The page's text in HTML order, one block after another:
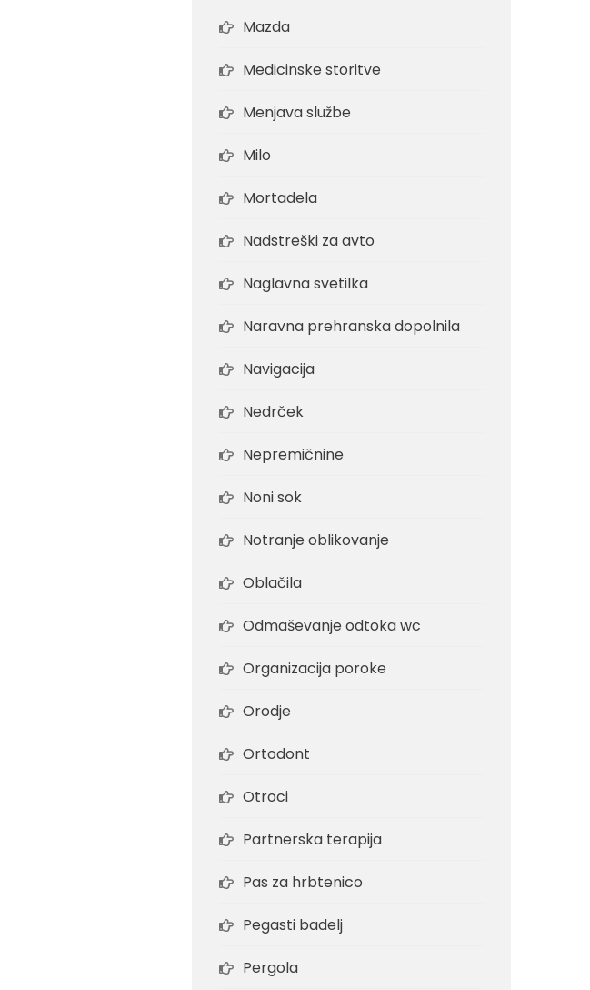
Mazda
Medicinske storitve
Menjava službe
Milo
Mortadela
Nadstreški za avto
Naglavna svetilka
Naravna prehranska dopolnila
Navigacija
Nedrček
Nepremičnine
Noni sok
Notranje oblikovanje
Oblačila
Odmaševanje odtoka wc
Organizacija poroke
Orodje
Ortodont
Otroci
Partnerska terapija
Pas za hrbtenico
Pegasti badelj
Pergola